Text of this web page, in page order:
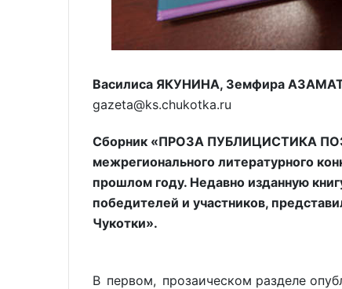
Василиса ЯКУНИНА, Земфира
gazeta@ks.chukotka.ru
Сборник «ПРОЗА ПУБЛИЦИСТИКА
межрегионального литературного
прошлом году. Недавно изданную
победителей и участников,
Чукотки».
В первом, прозаическом разделе